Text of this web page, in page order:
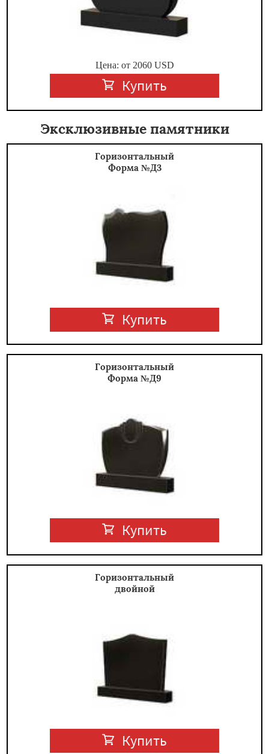
Цена: от 2060USD
Купить
Эксклюзивные памятники
Горизонтальный
Форма №Д3
Купить
Горизонтальный
Форма №Д9
Купить
Горизонтальный
двойной
Купить